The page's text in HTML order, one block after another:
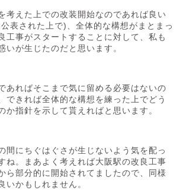
考えた上での改装開始なのであれば良い
表された上で)、全体的な構想がまとまっ
工事がスタートすることに対して、私も
いが生じたのだと思います。
あればそこまで気に留める必要はないの
できれば全体的な構想を練った上でどう
か指針を示して貰えればと思います。
間にちぐはぐさが生じないよう気を配っ
ね。まあよく考えれば大阪駅の改良工事
ら部分的に開始されてましたので、同様
いかもしれません。